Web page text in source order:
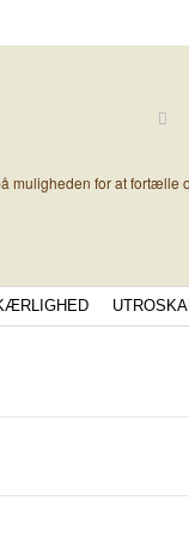
muligheden for at fortælle